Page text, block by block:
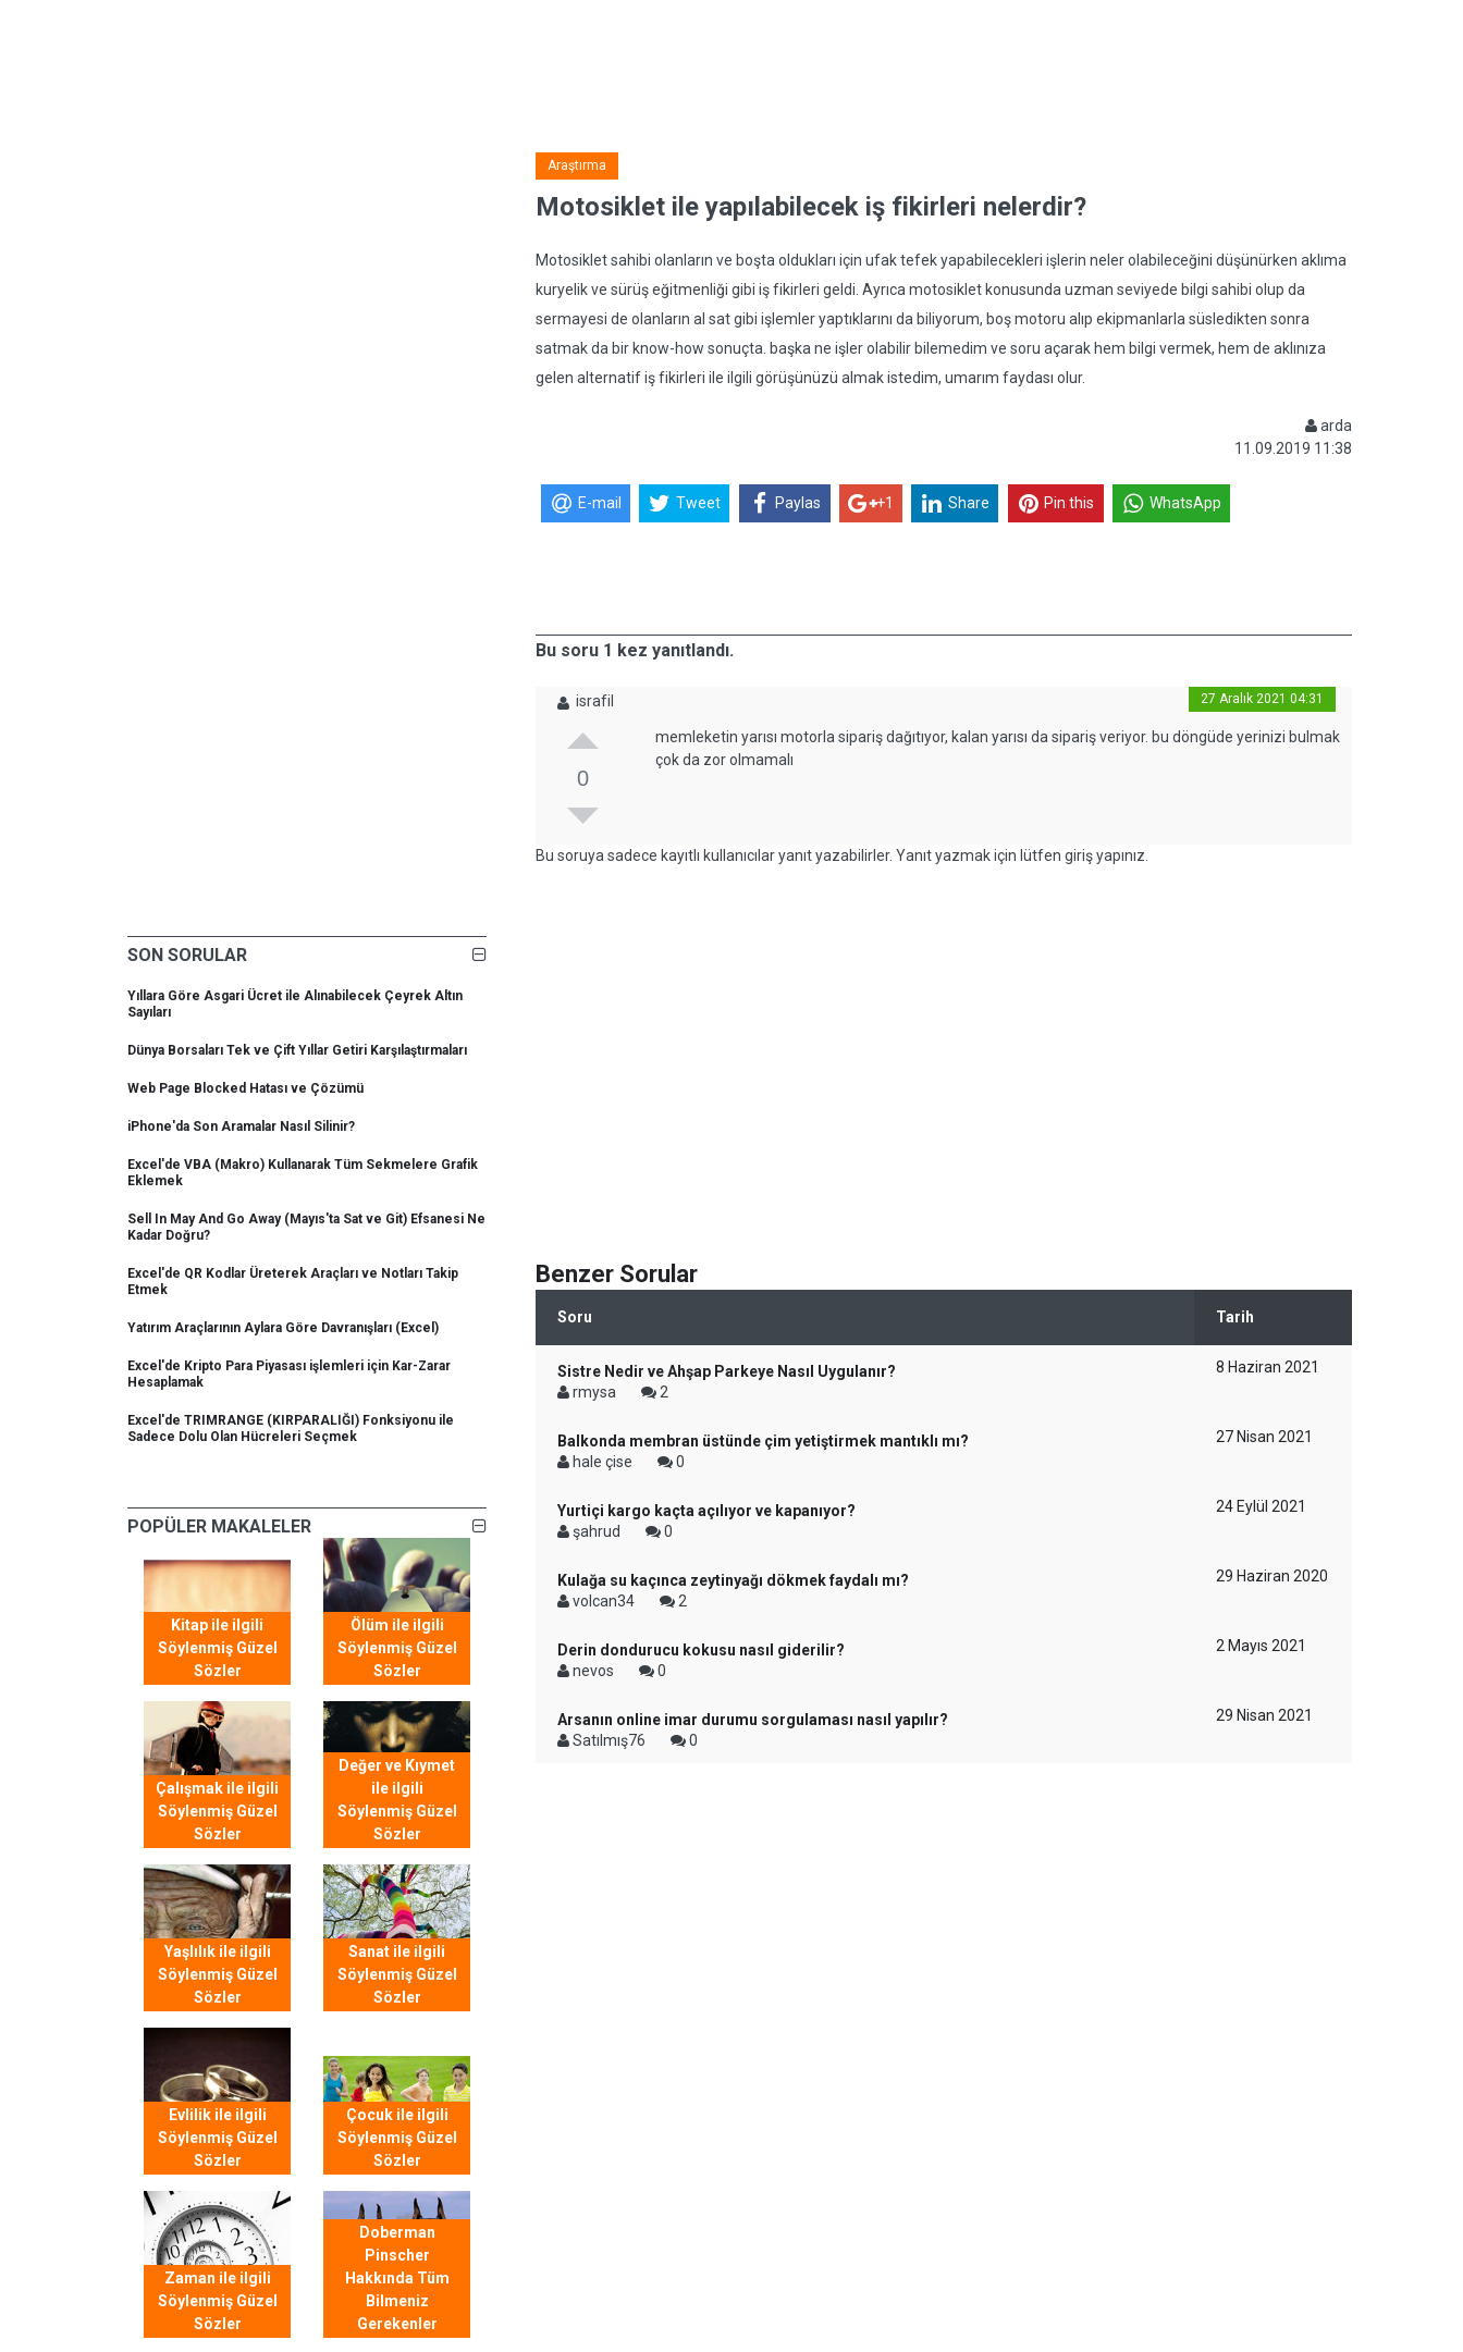
SON SORULAR
Yıllara Göre Asgari Ücret ile Alınabilecek Çeyrek Altın
Sayıları
Dünya Borsaları Tek ve Çift Yıllar Getiri Karşılaştırmaları
Web Page Blocked Hatası ve Çözümü
iPhone'da Son Aramalar Nasıl Silinir?
Excel'de VBA (Makro) Kullanarak Tüm Sekmelere Grafik
Eklemek
Sell In May And Go Away (Mayıs'ta Sat ve Git) Efsanesi Ne
Kadar Doğru?
Excel'de QR Kodlar Üreterek Araçları ve Notları Takip
Etmek
Yatırım Araçlarının Aylara Göre Davranışları (Excel)
Excel'de Kripto Para Piyasası işlemleri için Kar-Zarar
Hesaplamak
Excel'de TRIMRANGE (KIRPARALIĞI) Fonksiyonu ile
Sadece Dolu Olan Hücreleri Seçmek
POPÜLER MAKALELER
Kitap ile ilgili
Söylenmiş Güzel
Sözler
Ölüm ile ilgili
Söylenmiş Güzel
Sözler
Çalışmak ile ilgili
Söylenmiş Güzel
Sözler
Değer ve Kıymet
ile ilgili
Söylenmiş Güzel
Sözler
Yaşlılık ile ilgili
Söylenmiş Güzel
Sözler
Sanat ile ilgili
Söylenmiş Güzel
Sözler
Evlilik ile ilgili
Söylenmiş Güzel
Sözler
Çocuk ile ilgili
Söylenmiş Güzel
Sözler
Zaman ile ilgili
Söylenmiş Güzel
Sözler
Doberman
Pinscher
Hakkında Tüm
Bilmeniz
Gerekenler
Araştırma
Motosiklet ile yapılabilecek iş fikirleri nelerdir?
Motosiklet sahibi olanların ve boşta oldukları için ufak tefek yapabilecekleri işlerin neler olabileceğini düşünürken aklıma
kuryelik ve sürüş eğitmenliği gibi iş fikirleri geldi. Ayrıca motosiklet konusunda uzman seviyede bilgi sahibi olup da
sermayesi de olanların al sat gibi işlemler yaptıklarını da biliyorum, boş motoru alıp ekipmanlarla süsledikten sonra
satmak da bir know-how sonuçta. başka ne işler olabilir bilemedim ve soru açarak hem bilgi vermek, hem de aklınıza
gelen alternatif iş fikirleri ile ilgili görüşünüzü almak istedim, umarım faydası olur.
arda
11.09.2019 11:38
E-mail Tweet Paylas +1 Share Pin this WhatsApp
Bu soru 1 kez yanıtlandı.
israfil 27 Aralık 2021 04:31
0
memleketin yarısı motorla sipariş dağıtıyor, kalan yarısı da sipariş veriyor. bu döngüde yerinizi bulmak
çok da zor olmamalı
Bu soruya sadece kayıtlı kullanıcılar yanıt yazabilirler. Yanıt yazmak için lütfen giriş yapınız.
Benzer Sorular
Soru Tarih
Sistre Nedir ve Ahşap Parkeye Nasıl Uygulanır?
rmysa
2
8 Haziran 2021
Balkonda membran üstünde çim yetiştirmek mantıklı mı?
hale çise
0
27 Nisan 2021
Yurtiçi kargo kaçta açılıyor ve kapanıyor?
şahrud
0
24 Eylül 2021
Kulağa su kaçınca zeytinyağı dökmek faydalı mı?
volcan34
2
29 Haziran 2020
Derin dondurucu kokusu nasıl giderilir?
nevos
0
2 Mayıs 2021
Arsanın online imar durumu sorgulaması nasıl yapılır?
Satılmış76
0
29 Nisan 2021